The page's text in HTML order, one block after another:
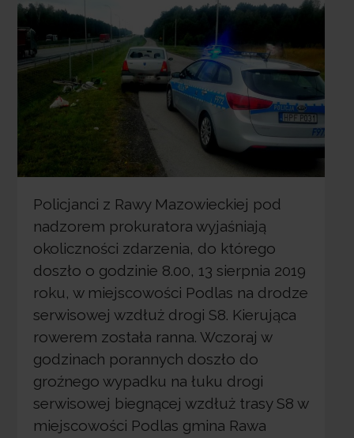
Policjanci z Rawy Mazowieckiej pod
nadzorem prokuratora wyjaśniają
okoliczności zdarzenia, do którego
doszło o godzinie 8.00, 13 sierpnia 2019
roku, w miejscowości Podlas na drodze
serwisowej wzdłuż drogi S8. Kierująca
rowerem została ranna. Wczoraj w
godzinach porannych doszło do
groźnego wypadku na łuku drogi
serwisowej biegnącej wzdłuż trasy S8 w
miejscowości Podlas gmina Rawa